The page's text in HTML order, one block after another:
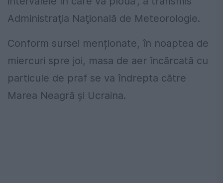
Administraţia Naţională de Meteorologie.
Conform sursei menționate, în noaptea de
miercuri spre joi, masa de aer încărcată cu
particule de praf se va îndrepta către
Marea Neagră și Ucraina.